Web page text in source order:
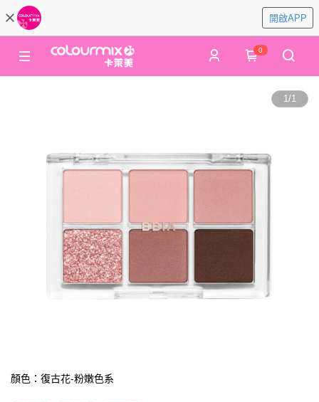
開啟APP
0
1/1
顏色：復古花-粉嫩色系